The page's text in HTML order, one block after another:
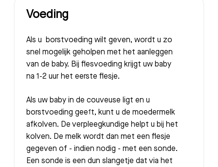
Voeding
Als u borstvoeding wilt geven, wordt u zo
snel mogelijk geholpen met het aanleggen
van de baby. Bij flesvoeding krijgt uw baby
na 1-2 uur het eerste flesje.
Als uw baby in de couveuse ligt en u
borstvoeding geeft, kunt u de moedermelk
afkolven. De verpleegkundige helpt u bij het
kolven. De melk wordt dan met een flesje
gegeven of - indien nodig - met een sonde.
Een sonde is een dun slangetje dat via het